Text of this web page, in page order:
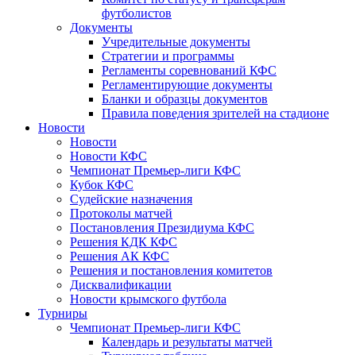
футболистов
Документы
Учредительные документы
Стратегии и программы
Регламенты соревнований КФС
Регламентирующие документы
Бланки и образцы документов
Правила поведения зрителей на стадионе
Новости
Новости
Новости КФС
Чемпионат Премьер-лиги КФС
Кубок КФС
Судейские назначения
Протоколы матчей
Постановления Президиума КФС
Решения КДК КФС
Решения АК КФС
Решения и постановления комитетов
Дисквалификации
Новости крымского футбола
Турниры
Чемпионат Премьер-лиги КФС
Календарь и результаты матчей